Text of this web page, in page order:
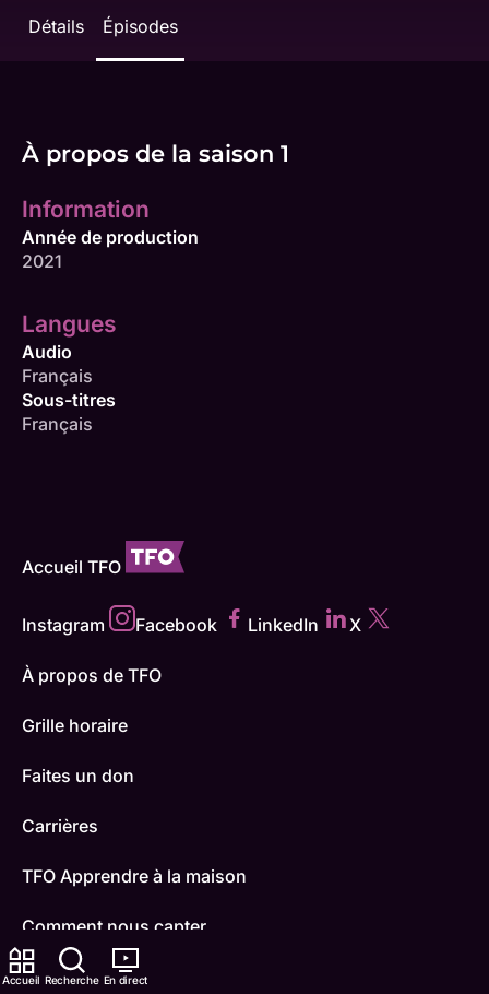
Accueil Recherche En direct
Détails Épisodes
À propos de la saison 1
Information
Année de production
2021
Langues
Audio
Français
Sous-titres
Français
Accueil TFO
Instagram Facebook LinkedIn X
À propos de TFO
Grille horaire
Faites un don
Carrières
TFO Apprendre à la maison
Comment nous capter
Contactez-nous